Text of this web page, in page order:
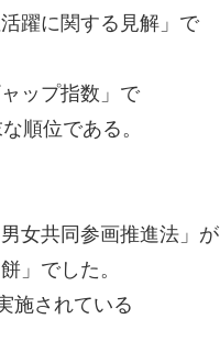
躍に関する見解」で
ップ指数」で
順位である。
女共同参画推進法」が
」でした。
施されている